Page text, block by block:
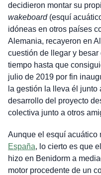
decidieron montar su
wakeboard(esquí
idóneas en otros países
Alemania, recayeron en
cuestión de llegar y
tiempo hasta que
julio de 2019 por fin
la gestión la lleva él junto
desarrollo del proyecto
colectiva junto a otros
Aunque el esquí acuático
España, lo cierto es que
hizo en Benidorm a
motor procedente de un